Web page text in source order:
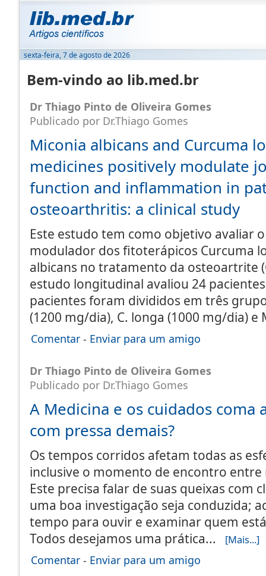
sexta-feira, 7 de agosto de 2026
Bem-vindo ao lib.med.br
Dr Thiago Pinto de Oliveira Gomes
Publicado por Dr.Thiago Gomes
Miconia albicans and Curcuma
medicines positively modulate
function and inflammation in
osteoarthritis: a clinical study
Este estudo tem como objetivo avaliar
modulador dos fitoterápicos Curcuma
albicans no tratamento da osteoartrite
estudo longitudinal avaliou 24
pacientes foram divididos em três
(1200 mg/dia), C. longa (1000 mg/dia)
Comentar - Enviar para um amigo
Dr Thiago Pinto de Oliveira Gomes
Publicado por Dr.Thiago Gomes
A Medicina e os cuidados coma
com pressa demais?
Os tempos corridos afetam todas as
inclusive o momento de encontro entre
Este precisa falar de suas queixas com
uma boa investigação seja conduzida;
tempo para ouvir e examinar quem
Todos desejamos uma prática...
[Mais...]
Comentar - Enviar para um amigo